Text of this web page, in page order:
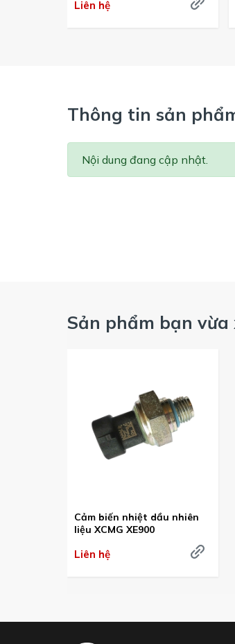
Liên hệ
Thông tin sản
Nội dung đang cập nhật.
Sản phẩm bạn vừa
Cảm biến nhiệt dầu nhiên
liệu XCMG XE900
Liên hệ